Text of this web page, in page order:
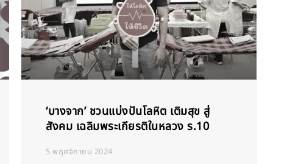
‘บางจาก’ ชวนแบ่งปันโลหิต เติมสุข สู่
สังคม เฉลิมพระเกียรติในหลวง ร.10
5 พฤศจิกายน 2024